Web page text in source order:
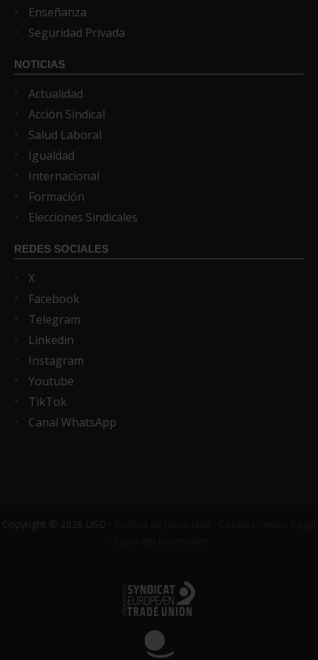
Enseñanza
Seguridad Privada
NOTICIAS
Actualidad
Acción Sindical
Salud Laboral
Igualdad
Internacional
Formación
Elecciones Sindicales
REDES SOCIALES
X
Facebook
Telegram
Linkedin
Instagram
Youtube
TikTok
Canal WhatsApp
Copyright © 2026 USO ·